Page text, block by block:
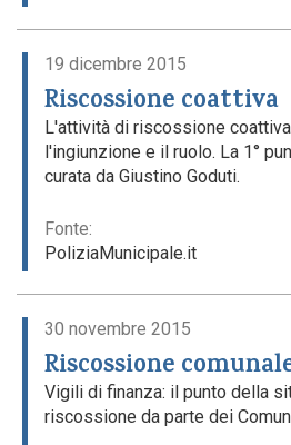
19 dicembre 2015
Riscossione coattiva
L'attività di riscossione
l'ingiunzione e il ruolo. La 1°
curata da Giustino Goduti.
Fonte:
PoliziaMunicipale.it
30 novembre 2015
Riscossione
Vigili di finanza: il punto della
riscossione da parte dei